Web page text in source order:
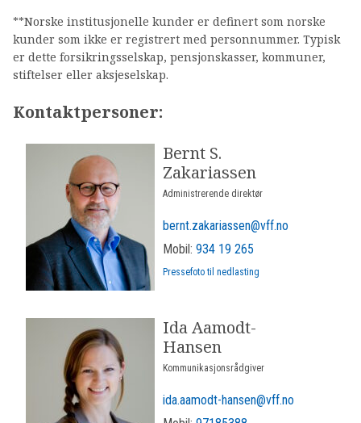
**Norske institusjonelle kunder er definert som norske
kunder som ikke er registrert med personnummer. Typisk
er dette forsikringsselskap, pensjonskasser, kommuner,
stiftelser eller aksjeselskap.
Kontaktpersoner:
Bernt S.
Zakariassen
Administrerende direktør
bernt.zakariassen@vff.no
Mobil: 934 19 265
Pressefoto til nedlasting
Ida Aamodt-
Hansen
Kommunikasjonsrådgiver
ida.aamodt-hansen@vff.no